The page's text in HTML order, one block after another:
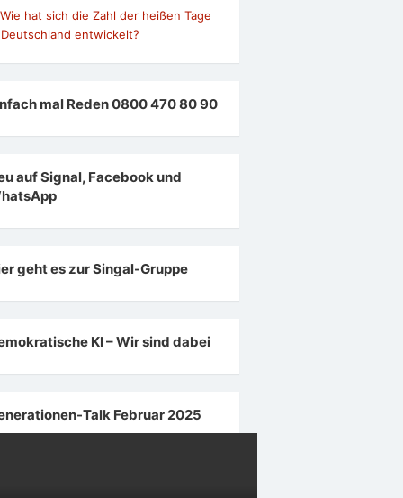
Wie hat sich die Zahl der heißen Tage
entwickelt?
mal Reden 0800 470 80 90
auf Signal, Facebook und
geht es zur Singal-Gruppe
KI – Wir sind dabei
Talk Februar 2025